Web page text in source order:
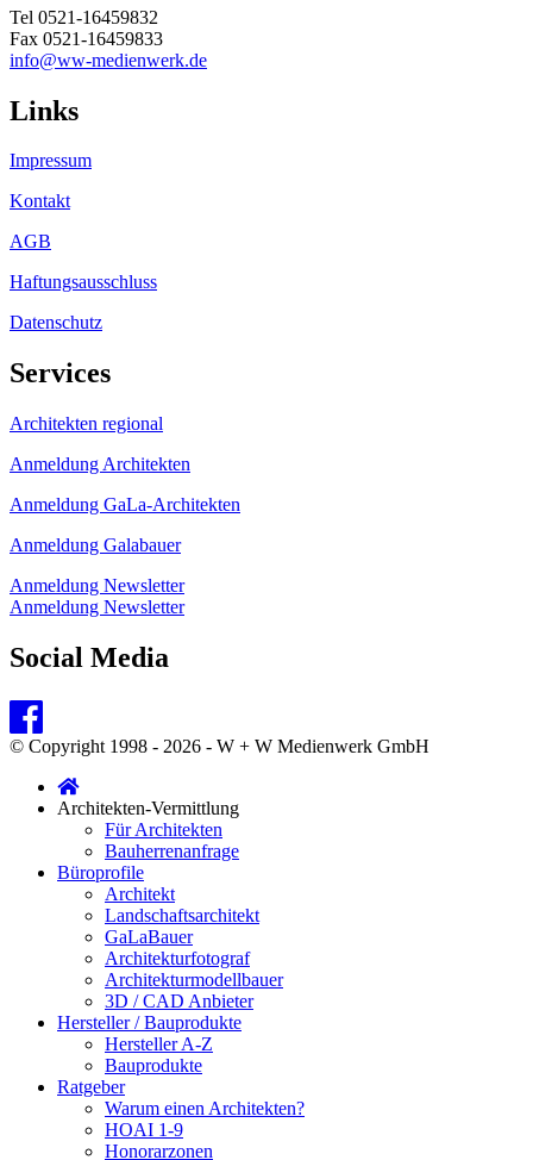
Tel 0521-16459832
Fax 0521-16459833
info@ww-medienwerk.de
Links
Impressum
Kontakt
AGB
Haftungsausschluss
Datenschutz
Services
Architekten regional
Anmeldung Architekten
Anmeldung GaLa-Architekten
Anmeldung Galabauer
Anmeldung Newsletter
Anmeldung Newsletter
Social Media
© Copyright 1998 - 2026 - W + W Medienwerk GmbH
Architekten-Vermittlung
Für Architekten
Bauherrenanfrage
Büroprofile
Architekt
Landschaftsarchitekt
GaLaBauer
Architekturfotograf
Architekturmodellbauer
3D / CAD Anbieter
Hersteller / Bauprodukte
Hersteller A-Z
Bauprodukte
Ratgeber
Warum einen Architekten?
HOAI 1-9
Honorarzonen